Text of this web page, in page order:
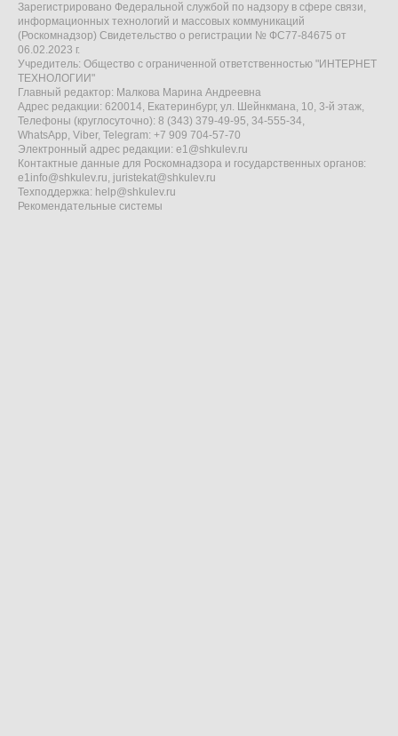
Зарегистрировано Федеральной службой по надзору в сфере связи,
информационных технологий и массовых коммуникаций
(Роскомнадзор) Свидетельство о регистрации № ФС77-84675 от
06.02.2023 г.
Учредитель: Общество с ограниченной ответственностью "ИНТЕРНЕТ
ТЕХНОЛОГИИ"
Главный редактор: Малкова Марина Андреевна
Адрес редакции: 620014, Екатеринбург, ул. Шейнкмана, 10, 3-й этаж,
Телефоны (круглосуточно): 8 (343) 379-49-95, 34-555-34,
WhatsApp, Viber, Telegram: +7 909 704-57-70
Электронный адрес редакции: e1@shkulev.ru
Контактные данные для Роскомнадзора и государственных органов:
e1info@shkulev.ru, juristekat@shkulev.ru
Техподдержка: help@shkulev.ru
Рекомендательные системы